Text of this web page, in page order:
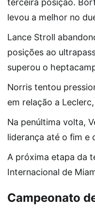
terceira posição.
levou a melhor no
Lance Stroll
posições ao
superou o
Norris tentou
em relação a
Na penúltima volta,
liderança até o fim e
A próxima etapa da
Internacional de
Campeonato